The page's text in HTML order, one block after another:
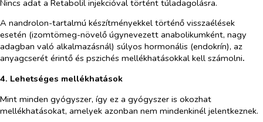
Nincs adat a Retabolil injekcióval történt túladagolásra.
A nandrolon-tartalmú készítményekkel történő visszaélések
esetén (izomtömeg-növelő úgynevezett anabolikumként, nagy
adagban való alkalmazásnál) súlyos hormonális (endokrín), az
anyagcserét érintő és pszichés mellékhatásokkal kell számolni.
4. Lehetséges mellékhatások
Mint minden gyógyszer, így ez a gyógyszer is okozhat
mellékhatásokat, amelyek azonban nem mindenkinél jelentkeznek.